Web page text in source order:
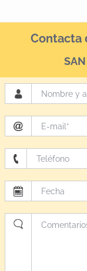
Contacta